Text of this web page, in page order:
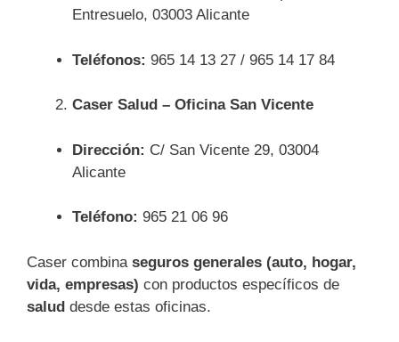
Entresuelo, 03003 Alicante
Teléfonos: 965 14 13 27 / 965 14 17 84
Caser Salud – Oficina San Vicente
Dirección: C/ San Vicente 29, 03004
Alicante
Teléfono: 965 21 06 96
Caser combina seguros generales (auto, hogar,
vida, empresas) con productos específicos de
salud desde estas oficinas.